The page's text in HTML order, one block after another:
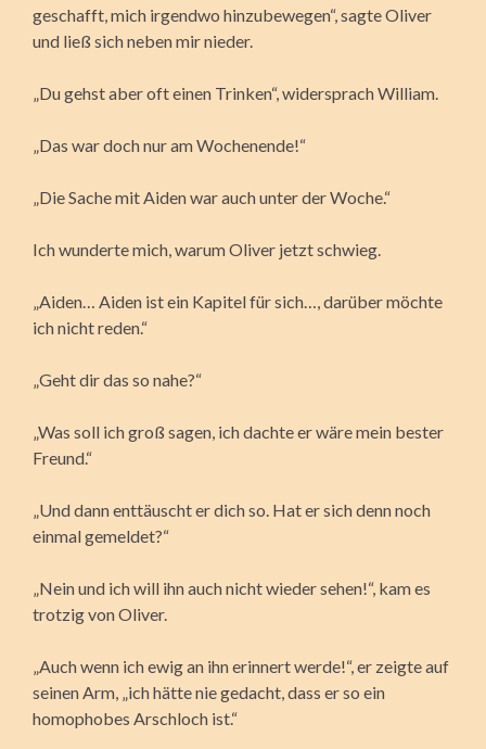
geschafft, mich irgendwo hinzubewegen“, sagte Oliver
und ließ sich neben mir nieder.
„Du gehst aber oft einen Trinken“, widersprach William.
„Das war doch nur am Wochenende!“
„Die Sache mit Aiden war auch unter der Woche.“
Ich wunderte mich, warum Oliver jetzt schwieg.
„Aiden… Aiden ist ein Kapitel für sich…, darüber möchte
ich nicht reden.“
„Geht dir das so nahe?“
„Was soll ich groß sagen, ich dachte er wäre mein bester
Freund.“
„Und dann enttäuscht er dich so. Hat er sich denn noch
einmal gemeldet?“
„Nein und ich will ihn auch nicht wieder sehen!“, kam es
trotzig von Oliver.
„Auch wenn ich ewig an ihn erinnert werde!“, er zeigte auf
seinen Arm, „ich hätte nie gedacht, dass er so ein
homophobes Arschloch ist.“